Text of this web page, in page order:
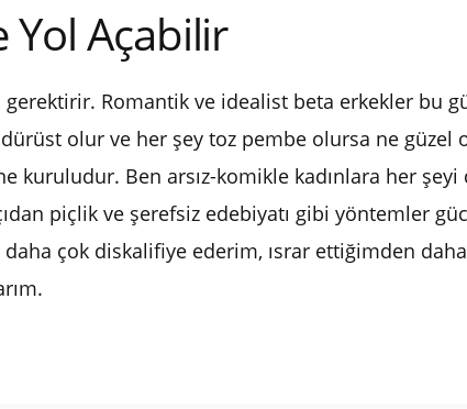
Açabilir
Romantik ve idealist beta erkekler bu
olur ve her şey toz pembe olursa ne güzel
Ben arsız-komikle kadınlara her
piçlik ve şerefsiz edebiyatı gibi yöntemler
çok diskalifiye ederim, ısrar ettiğimden